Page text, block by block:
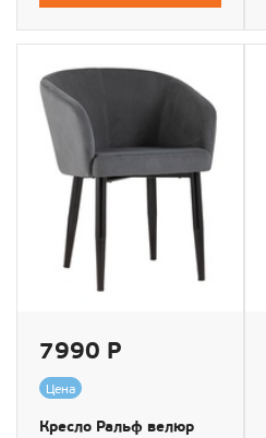
7990 Р
Цена
Кресло Ральф велюр